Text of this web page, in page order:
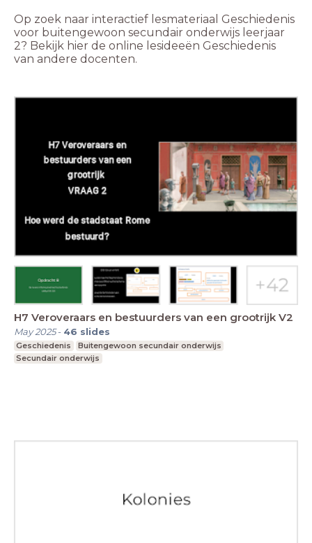
Op zoek naar interactief lesmateriaal Geschiedenis
voor buitengewoon secundair onderwijs leerjaar
2? Bekijk hier de online lesideeën Geschiedenis
van andere docenten.
H7 Veroveraars en bestuurders van een grootrijk V2
May 2025- 46 slides
Geschiedenis
Buitengewoon secundair onderwijs
Secundair onderwijs